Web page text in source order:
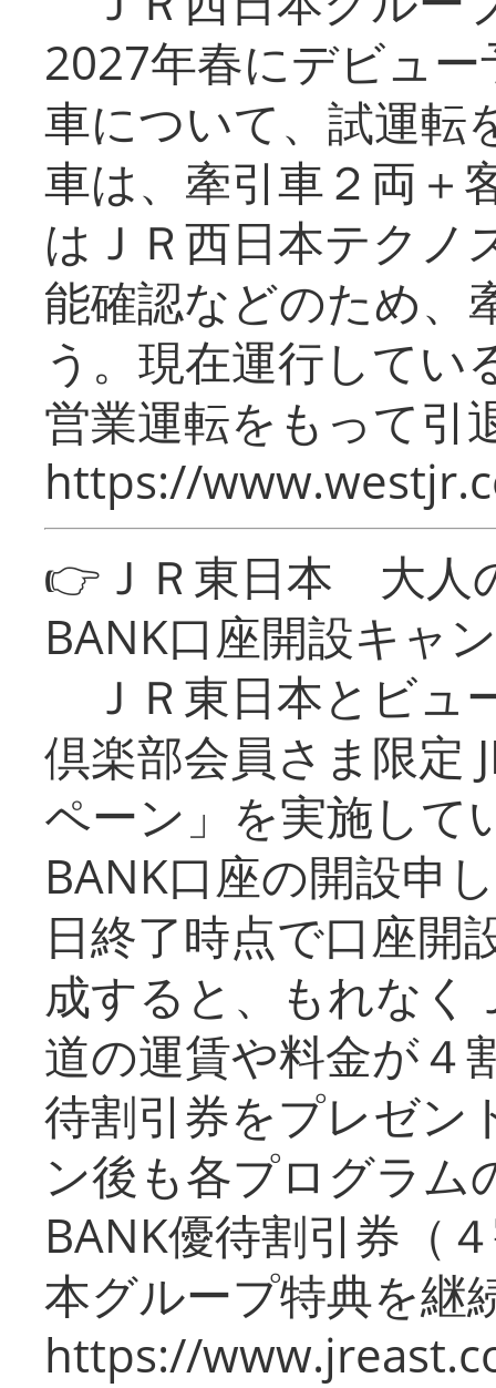
2027年春にデビュ
車について、試運転
車は、牽引車２両＋
はＪＲ西日本テクノ
能確認などのため、
う。現在運行してい
営業運転をもって引
https://
👉ＪＲ東日本 大人
BANK口座開設キャ
ＪＲ東日本とビュ
倶楽部会員さま限定
ペーン」を実施して
BANK口座の開設申
日終了時点で口座開
成すると、もれなく
道の運賃や料金が４
待割引券をプレゼン
ン後も各プログラム
BANK優待割引券（
本グループ特典を継
https://